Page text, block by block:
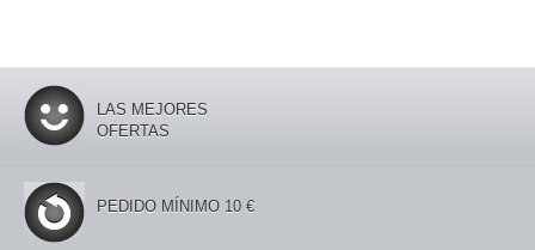
LAS MEJORES
OFERTAS
PEDIDO MÍNIMO 10 €